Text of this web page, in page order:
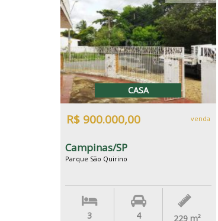
CASA
R$ 900.000,00 venda
Campinas/SP
Parque São Quirino
3 4 229 m²